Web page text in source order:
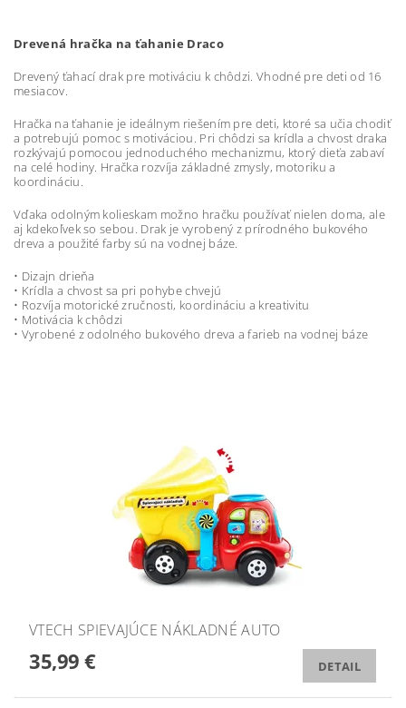
Drevená hračka na ťahanie Draco
Drevený ťahací drak pre motiváciu k chôdzi. Vhodné pre deti od 16
mesiacov.
Hračka na ťahanie je ideálnym riešením pre deti, ktoré sa učia chodiť
a potrebujú pomoc s motiváciou. Pri chôdzi sa krídla a chvost draka
rozkývajú pomocou jednoduchého mechanizmu, ktorý dieťa zabaví
na celé hodiny. Hračka rozvíja základné zmysly, motoriku a
koordináciu.
Vďaka odolným kolieskam možno hračku používať nielen doma, ale
aj kdekoľvek so sebou. Drak je vyrobený z prírodného bukového
dreva a použité farby sú na vodnej báze.
• Dizajn drieňa
• Krídla a chvost sa pri pohybe chvejú
• Rozvíja motorické zručnosti, koordináciu a kreativitu
• Motivácia k chôdzi
• Vyrobené z odolného bukového dreva a farieb na vodnej báze
VTECH SPIEVAJÚCE NÁKLADNÉ AUTO
35,99 € DETAIL